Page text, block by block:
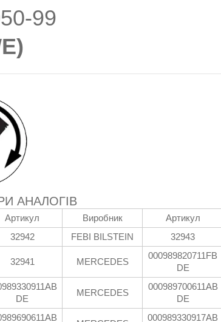
99
)
АНАЛОГІВ
Артикул Виробник
Артикул
32942 FEBI BILSTEIN 32943
32941 MERCEDES
000989820711FB
DE
DE
MERCEDES
000989700611AB
DE
000989330917AB